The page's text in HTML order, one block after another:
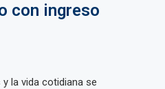
con ingreso
la vida cotidiana se